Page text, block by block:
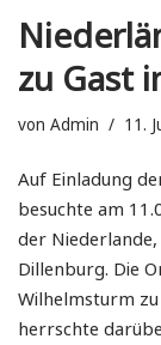
zu Gast
von Admin 11.
Auf Einladung
besuchte am
der
Dillenburg. Die
Wilhelmsturm
herrschte